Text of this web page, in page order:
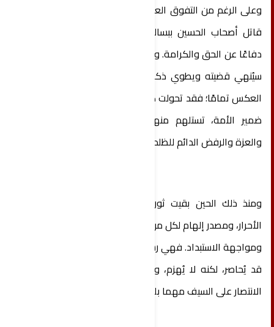
وعلى الرغم من التفوق العددي الكبير لجيش الأمويين،
قاتل أصحاب الحسين ببسالة نادرة، وقدموا أرواحهم
دفاعًا عن الحق والكرامة. وظن الطغاة أن قتل الحسين
سيُنهي قضيته ويطوي ذكره، لكن ما حدث كان على
العكس تمامًا؛ فقد تحولت كربلاء إلى شعلة متقدة في
ضمير الأمة، تستلهم منها الشعوب معاني الحرية
والعزة والرفض الدائم للظلم.
ومنذ ذلك الحين بقيت ثورة الحسين رمزًا خالدًا لكل
الأحرار، ومصدر إلهام لكل من يسعى إلى تحقيق العدالة
ومواجهة الاستبداد. فهي رسالة متجددة تؤكد أن الحق
قد يُحاصر، لكنه لا يُهزم، وأن الدم الصادق قادر على
الانتصار على السيف مهما بلغت قوة الطغيان.